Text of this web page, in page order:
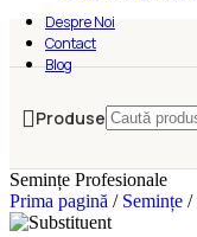
Despre Noi
Contact
Blog
Produse
Semințe Profesionale
Prima pagină / Semințe /